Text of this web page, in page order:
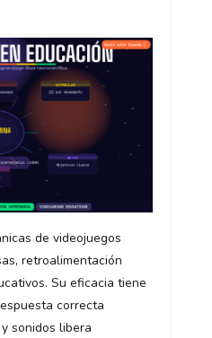
de videojuegos
retroalimentación
Su eficacia tiene
correcta
sonidos libera